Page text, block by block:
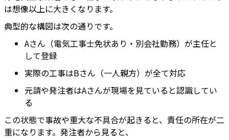
は想像以上に大きくなります。
典型的な構図は次の通りです。
Aさん（電気工事士免状あり・別会社勤務）が主任と
して登録
実際の工事はBさん（一人親方）が全て対応
元請や発注者はAさんが現場を見ていると認識してい
る
この状態で事故や重大な不具合が起きると、責任の所在が二
重になります。発注者から見ると、